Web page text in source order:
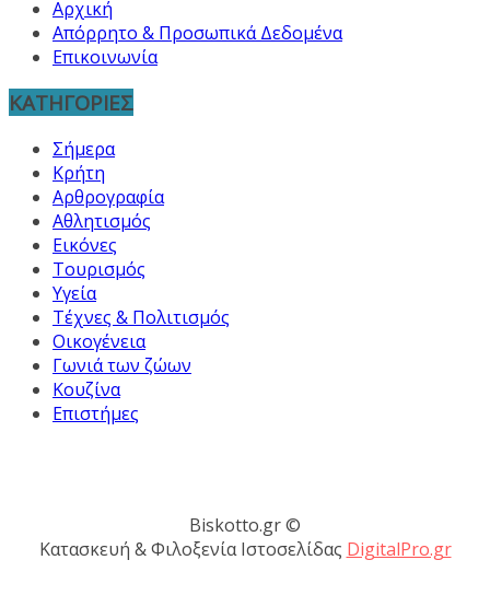
Αρχική
Απόρρητο & Προσωπικά Δεδομένα
Επικοινωνία
ΚΑΤΗΓΟΡΙΕΣ
Σήμερα
Κρήτη
Αρθρογραφία
Αθλητισμός
Εικόνες
Τουρισμός
Υγεία
Τέχνες & Πολιτισμός
Οικογένεια
Γωνιά των ζώων
Κουζίνα
Επιστήμες
Biskotto.gr ©
Κατασκευή & Φιλοξενία Ιστοσελίδας DigitalPro.gr